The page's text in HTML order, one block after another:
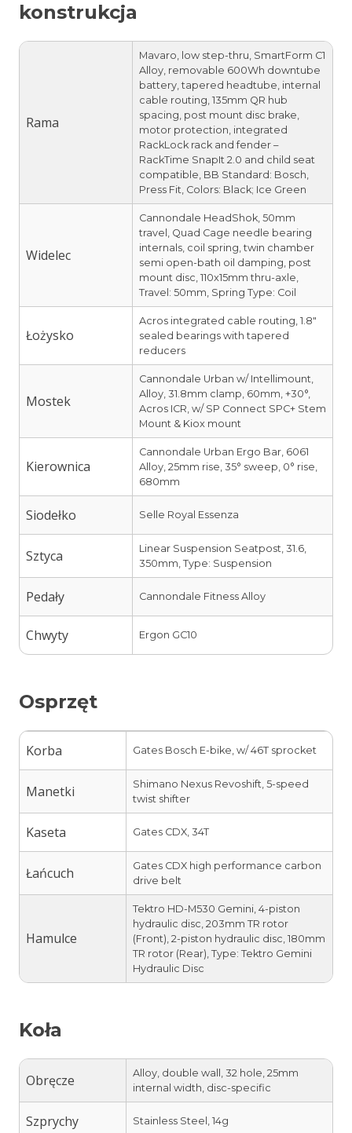
konstrukcja
Rama
Mavaro, low step-thru, SmartForm C1
Alloy, removable 600Wh downtube
battery, tapered headtube, internal
cable routing, 135mm QR hub
spacing, post mount disc brake,
motor protection, integrated
RackLock rack and fender –
RackTime SnapIt 2.0 and child seat
compatible, BB Standard: Bosch,
Press Fit, Colors: Black; Ice Green
Widelec
Cannondale HeadShok, 50mm
travel, Quad Cage needle bearing
internals, coil spring, twin chamber
semi open-bath oil damping, post
mount disc, 110x15mm thru-axle,
Travel: 50mm, Spring Type: Coil
Łożysko
Acros integrated cable routing, 1.8″
sealed bearings with tapered
reducers
Mostek
Cannondale Urban w/ Intellimount,
Alloy, 31.8mm clamp, 60mm, +30°,
Acros ICR, w/ SP Connect SPC+ Stem
Mount & Kiox mount
Kierownica
Cannondale Urban Ergo Bar, 6061
Alloy, 25mm rise, 35° sweep, 0° rise,
680mm
Siodełko Selle Royal Essenza
Sztyca
Linear Suspension Seatpost, 31.6,
350mm, Type: Suspension
Pedały Cannondale Fitness Alloy
Chwyty Ergon GC10
Osprzęt
Korba Gates Bosch E-bike, w/ 46T sprocket
Manetki
Shimano Nexus Revoshift, 5-speed
twist shifter
Kaseta Gates CDX, 34T
Łańcuch
Gates CDX high performance carbon
drive belt
Hamulce
Tektro HD-M530 Gemini, 4-piston
hydraulic disc, 203mm TR rotor
(Front), 2-piston hydraulic disc, 180mm
TR rotor (Rear), Type: Tektro Gemini
Hydraulic Disc
Koła
Obręcze
Alloy, double wall, 32 hole, 25mm
internal width, disc-specific
Szprychy Stainless Steel, 14g